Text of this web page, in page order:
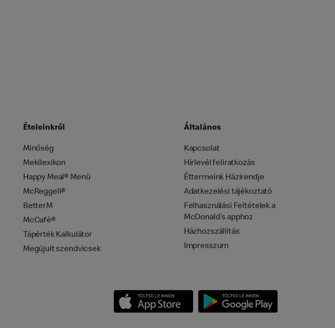
Ételeinkről
Minőség
Mekilexikon
Happy Meal® Menü
McReggeli®
BetterM
McCafé®
Tápérték Kalkulátor
Megújult szendvicsek
Általános
Kapcsolat
Hírlevél feliratkozás
Éttermeink Házirendje
Adatkezelési tájékoztató
Felhasználási Feltételek a
McDonald’s apphoz
Házhozszállítás
Impresszum